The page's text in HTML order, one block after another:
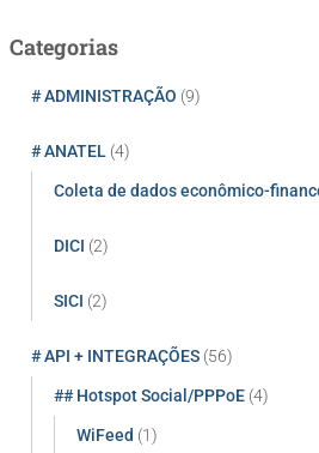
Categorias
# ADMINISTRAÇÃO (9)
# ANATEL (4)
Coleta de dados econômico-
DICI (2)
SICI (2)
# API + INTEGRAÇÕES (56)
## Hotspot Social/PPPoE (4)
WiFeed (1)